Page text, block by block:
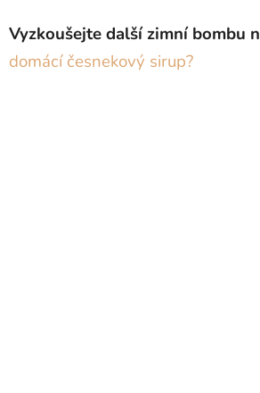
Vyzkoušejte další zimní bombu
domácí česnekový sirup?